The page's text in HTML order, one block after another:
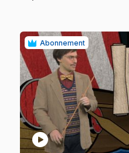
Abonnement
play_circle